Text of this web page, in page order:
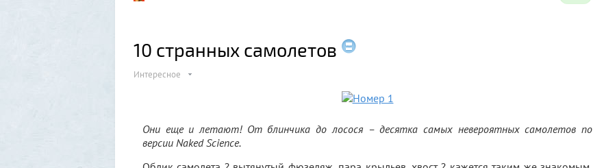
10 странных самолетов
Интересное
Они еще и летают! От блинчика до лосося – десятка самых невероятных самолетов по
версии Naked Science.